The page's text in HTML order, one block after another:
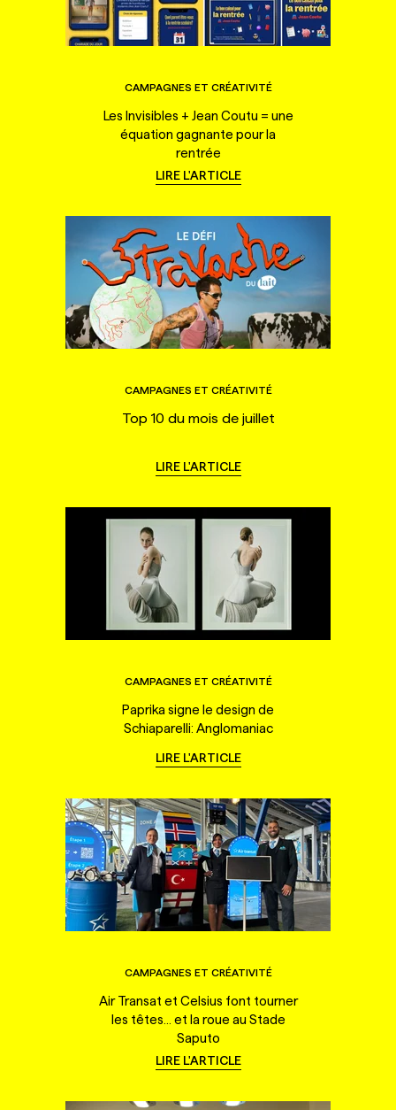
CAMPAGNES ET CRÉATIVITÉ
Les Invisibles + Jean Coutu = une
équation gagnante pour la
rentrée
LIRE L'ARTICLE
CAMPAGNES ET CRÉATIVITÉ
Top 10 du mois de juillet
LIRE L'ARTICLE
CAMPAGNES ET CRÉATIVITÉ
Paprika signe le design de
Schiaparelli: Anglomaniac
LIRE L'ARTICLE
CAMPAGNES ET CRÉATIVITÉ
Air Transat et Celsius font tourner
les têtes... et la roue au Stade
Saputo
LIRE L'ARTICLE